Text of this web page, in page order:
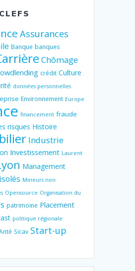
Assurances
Banque banques
Chômage
crédit Culture
données personnelles
Environnement Europe
financement fraude
risques Histoire
Industrie
Investissement Laurent
Management
Mineurs non
Opensource Organisation du
patrimoine Placement
politique régionale
Sicav Start-up